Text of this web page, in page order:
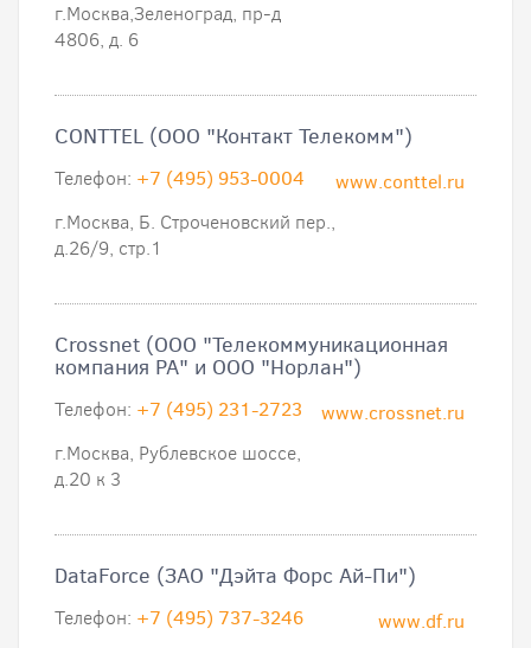
г.Москва,Зеленоград, пр-д
4806, д. 6
CONTTEL (ООО "Контакт Телекомм")
www.conttel.ru
Телефон: +7 (495) 953-0004
г.Москва, Б. Строченовский пер.,
д.26/9, стр.1
Crossnet (ООО "Телекоммуникационная
компания РА" и ООО "Норлан")
www.crossnet.ru
Телефон: +7 (495) 231-2723
г.Москва, Рублевское шоссе,
д.20 к 3
DataForce (ЗАО "Дэйта Форс Ай-Пи")
www.df.ru
Телефон: +7 (495) 737-3246